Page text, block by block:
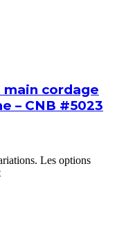
cordage
– CNB #5023
Les options